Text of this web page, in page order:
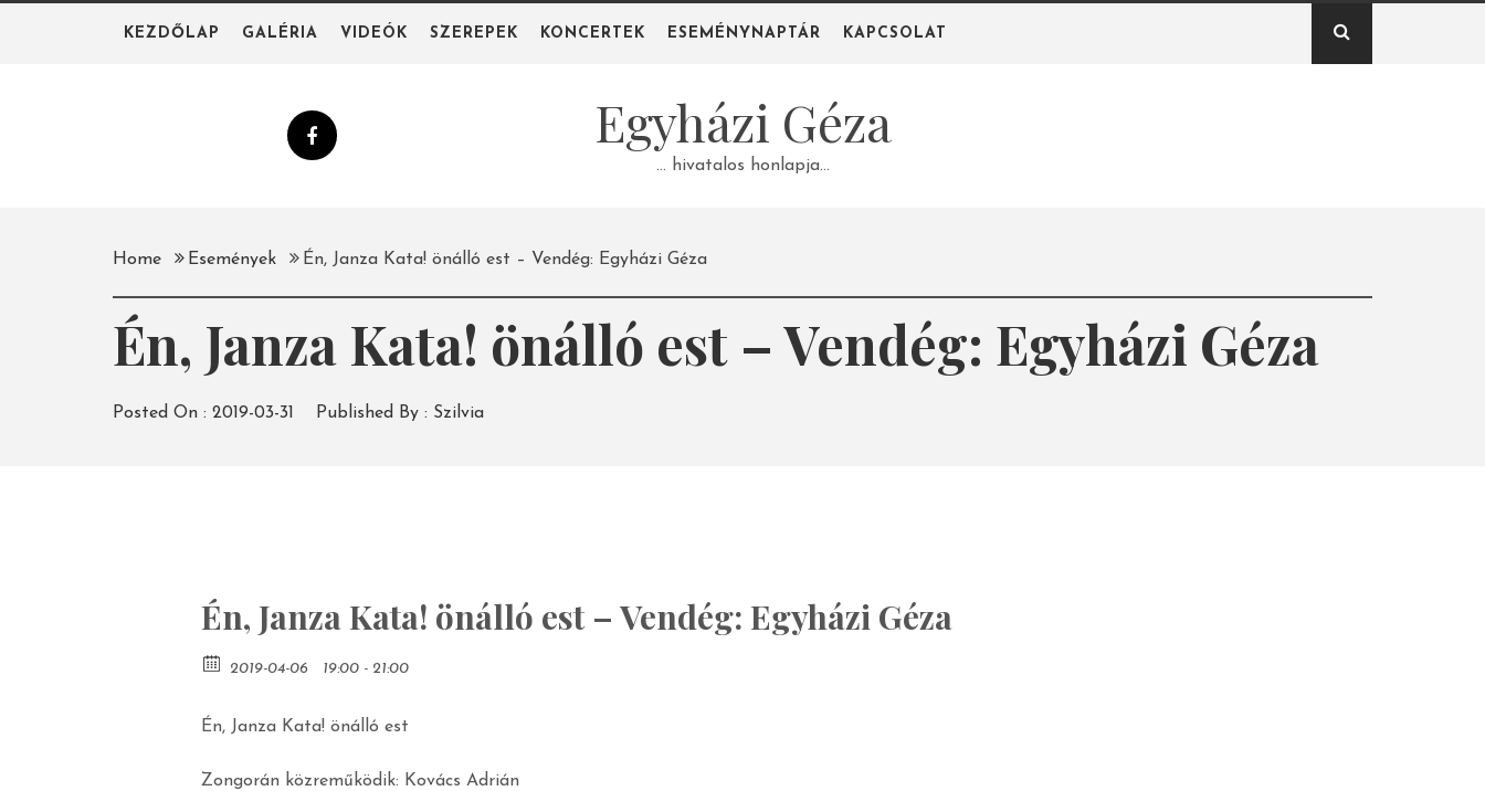
KEZDŐLAP GALÉRIA VIDEÓK SZEREPEK KONCERTEK ESEMÉNYNAPTÁR KAPCSOLAT
Egyházi Géza
… hivatalos honlapja…
Home Események Én, Janza Kata! önálló est – Vendég: Egyházi Géza
Én, Janza Kata! önálló est – Vendég: Egyházi Géza
Posted On : 2019-03-31 Published By : Szilvia
Én, Janza Kata! önálló est – Vendég: Egyházi Géza
2019-04-06 19:00 - 21:00
Én, Janza Kata! önálló est
Zongorán közreműködik: Kovács Adrián